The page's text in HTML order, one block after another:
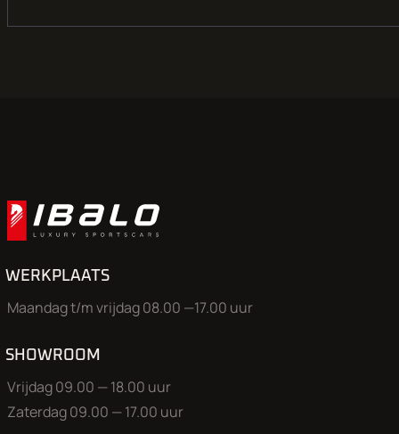
staat.
WERKPLAATS
Maandag t/m vrijdag 08.00 —17.00 uur
SHOWROOM
Vrijdag 09.00 — 18.00 uur
Zaterdag 09.00 — 17.00 uur